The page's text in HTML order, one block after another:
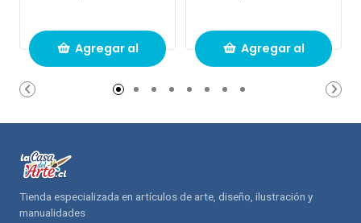
Agregar al
carrito de
compras
Agregar al
carrito de
compras
Tienda especializada en artículos de arte, diseño, ilustración y
manualidades